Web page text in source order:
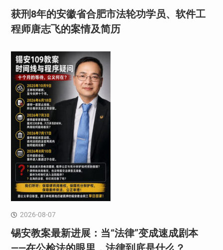
获刑8年的安徽省合肥市法轮功学员、软件工
程师唐志飞的案情及简历
2026-08-07
锡安教案最新进展：当“法律”变成速成剧本